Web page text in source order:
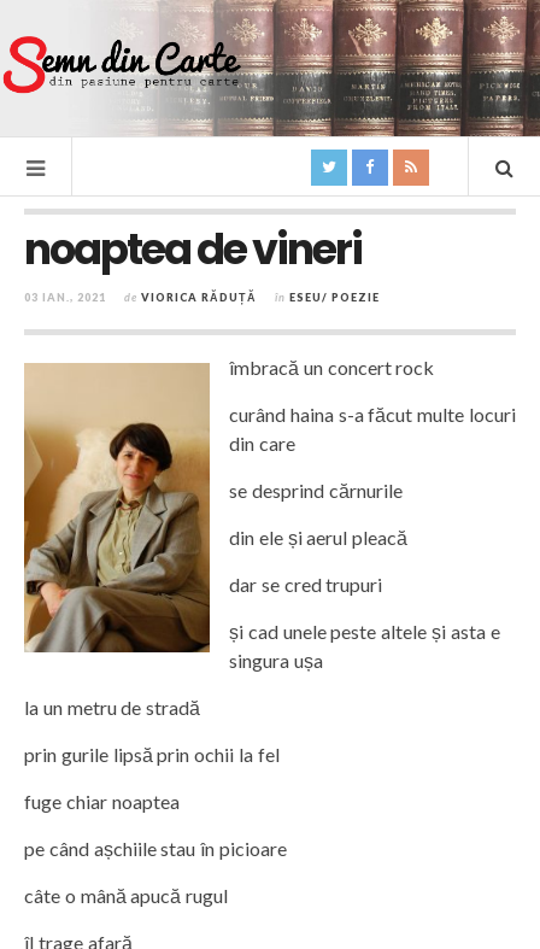
noaptea de vineri
03 IAN., 2021 de VIORICA RĂDUȚĂ în ESEU/ POEZIE
îmbracă un concert rock
curând haina s-a făcut multe locuri
din care
se desprind cărnurile
din ele și aerul pleacă
dar se cred trupuri
și cad unele peste altele și asta e
singura ușa
la un metru de stradă
prin gurile lipsă prin ochii la fel
fuge chiar noaptea
pe când așchiile stau în picioare
câte o mână apucă rugul
îl trage afară